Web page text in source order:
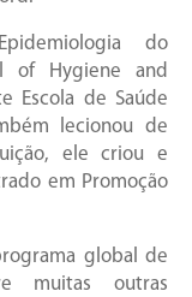
do
of Hygiene and
Escola de Saúde
lecionou de
ele criou e
em Promoção
global de
muitas outras